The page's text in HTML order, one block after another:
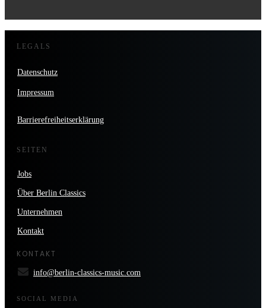
LEGALS
Datenschutz
Impressum
Barrierefreiheitserklärung
SEITEN
Jobs
Über Berlin Classics
Unternehmen
Kontakt
KONTAKT
info@berlin-classics-music.com
SOCIAL MEDIA